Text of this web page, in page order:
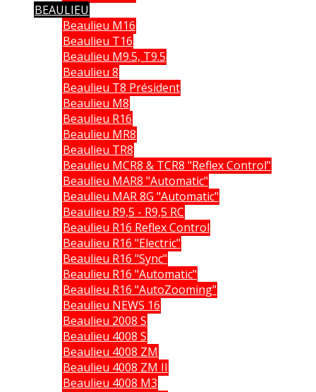
BEAULIEU
Beaulieu M16
Beaulieu T16
Beaulieu M9.5, T9.5
Beaulieu 8
Beaulieu T8 Président
Beaulieu M8
Beaulieu R16
Beaulieu MR8
Beaulieu TR8
Beaulieu MCR8 & TCR8 "Reflex Control"
Beaulieu MAR8 "Automatic"
Beaulieu MAR 8G "Automatic"
Beaulieu R9,5 - R9,5 RC
Beaulieu R16 Reflex Control
Beaulieu R16 "Electric"
Beaulieu R16 "Sync"
Beaulieu R16 "Automatic"
Beaulieu R16 "AutoZooming"
Beaulieu NEWS 16
Beaulieu 2008 S
Beaulieu 4008 S
Beaulieu 4008 ZM
Beaulieu 4008 ZM II
Beaulieu 4008 M3